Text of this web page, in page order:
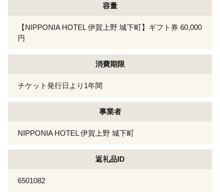
容量
【NIPPONIA HOTEL 伊賀上野 城下町】ギフト券 60,000
円
消費期限
チケット発行日より1年間
事業者
NIPPONIA HOTEL 伊賀上野 城下町
返礼品ID
6501082